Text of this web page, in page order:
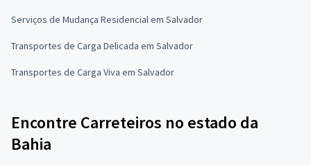
Serviços de Mudança Residencial em Salvador
Transportes de Carga Delicada em Salvador
Transportes de Carga Viva em Salvador
Encontre Carreteiros no estado da
Bahia